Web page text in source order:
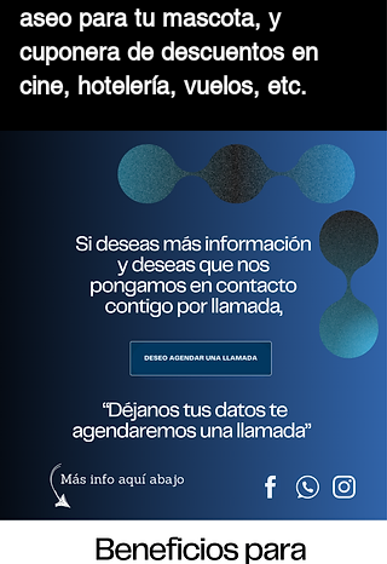
aseo para tu mascota, y
cuponera de descuentos en
cine, hotelería, vuelos, etc.